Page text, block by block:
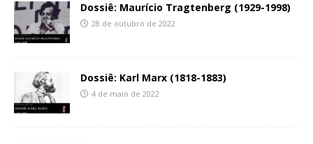
Dossiê: Maurício Tragtenberg (1929-1998)
28 de outubro de 2022
Dossiê: Karl Marx (1818-1883)
4 de maio de 2022